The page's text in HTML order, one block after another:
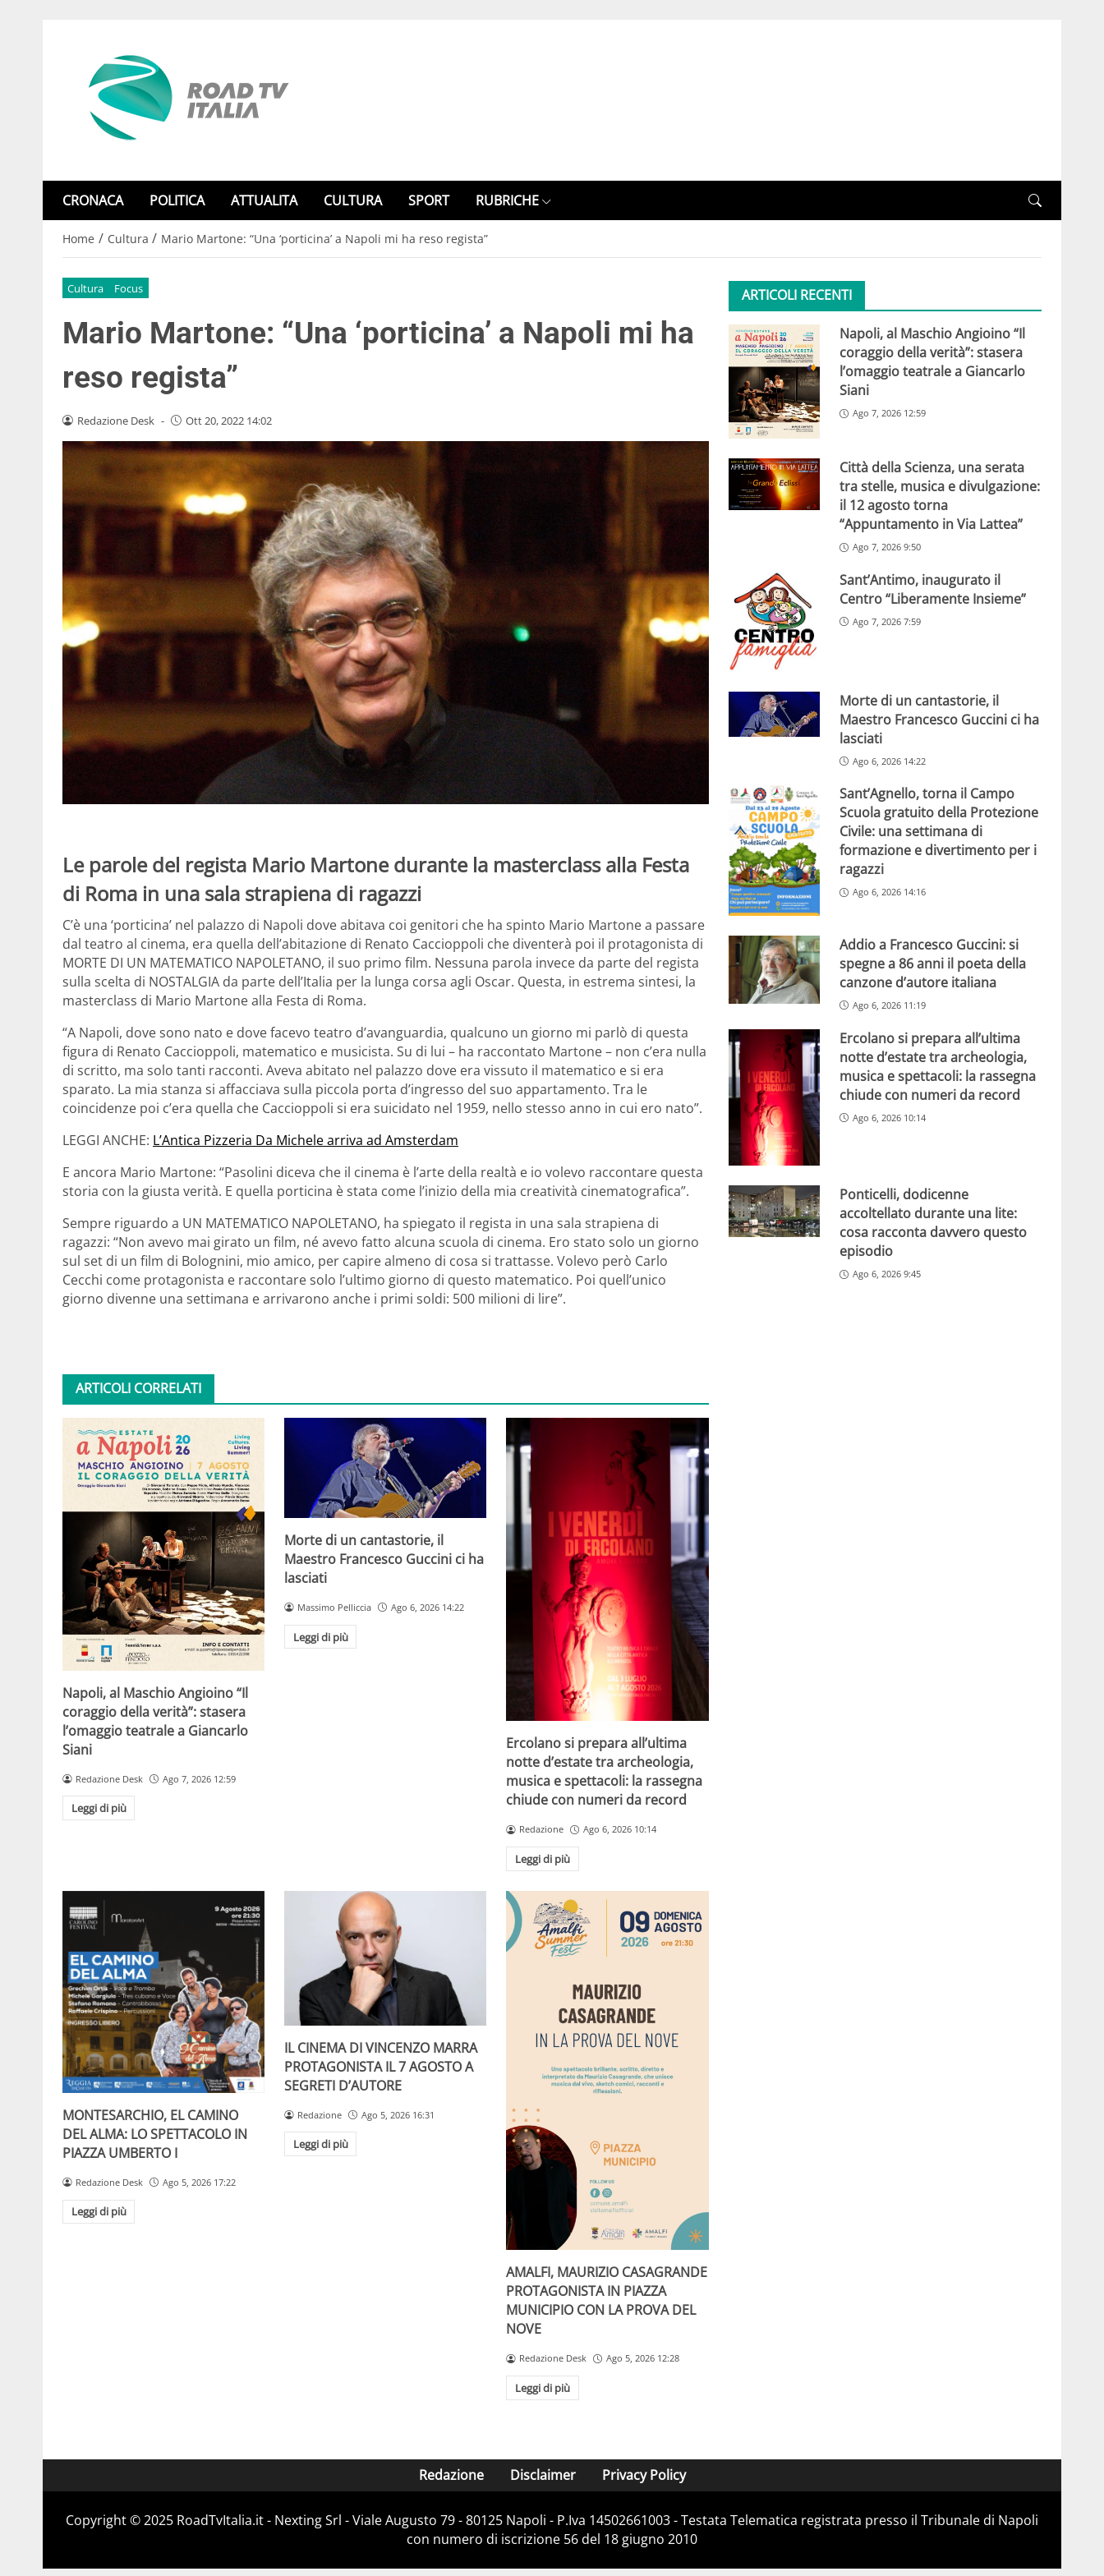
CRONACA POLITICA ATTUALITA CULTURA SPORT RUBRICHE
Home / Cultura / Mario Martone: “Una ‘porticina’ a Napoli mi ha reso regista”
Cultura Focus
Mario Martone: “Una ‘porticina’ a Napoli mi ha
reso regista”
Redazione Desk - Ott 20, 2022 14:02
Le parole del regista Mario Martone durante la masterclass alla Festa
di Roma in una sala strapiena di ragazzi
C’è una ‘porticina’ nel palazzo di Napoli dove abitava coi genitori che ha spinto Mario Martone a passare
dal teatro al cinema, era quella dell’abitazione di Renato Caccioppoli che diventerà poi il protagonista di
MORTE DI UN MATEMATICO NAPOLETANO, il suo primo film. Nessuna parola invece da parte del regista
sulla scelta di NOSTALGIA da parte dell’Italia per la lunga corsa agli Oscar. Questa, in estrema sintesi, la
masterclass di Mario Martone alla Festa di Roma.
“A Napoli, dove sono nato e dove facevo teatro d’avanguardia, qualcuno un giorno mi parlò di questa
figura di Renato Caccioppoli, matematico e musicista. Su di lui – ha raccontato Martone – non c’era nulla
di scritto, ma solo tanti racconti. Aveva abitato nel palazzo dove era vissuto il matematico e si era
sparato. La mia stanza si affacciava sulla piccola porta d’ingresso del suo appartamento. Tra le
coincidenze poi c’era quella che Caccioppoli si era suicidato nel 1959, nello stesso anno in cui ero nato”.
LEGGI ANCHE: L’Antica Pizzeria Da Michele arriva ad Amsterdam
E ancora Mario Martone: “Pasolini diceva che il cinema è l’arte della realtà e io volevo raccontare questa
storia con la giusta verità. E quella porticina è stata come l’inizio della mia creatività cinematografica”.
Sempre riguardo a UN MATEMATICO NAPOLETANO, ha spiegato il regista in una sala strapiena di
ragazzi: “Non avevo mai girato un film, né avevo fatto alcuna scuola di cinema. Ero stato solo un giorno
sul set di un film di Bolognini, mio amico, per capire almeno di cosa si trattasse. Volevo però Carlo
Cecchi come protagonista e raccontare solo l’ultimo giorno di questo matematico. Poi quell’unico
giorno divenne una settimana e arrivarono anche i primi soldi: 500 milioni di lire”.
ARTICOLI CORRELATI
Napoli, al Maschio Angioino “Il
coraggio della verità”: stasera
l’omaggio teatrale a Giancarlo
Siani
Redazione Desk Ago 7, 2026 12:59
Leggi di più
Morte di un cantastorie, il
Maestro Francesco Guccini ci ha
lasciati
Massimo Pelliccia Ago 6, 2026 14:22
Leggi di più
Ercolano si prepara all’ultima
notte d’estate tra archeologia,
musica e spettacoli: la rassegna
chiude con numeri da record
Redazione Ago 6, 2026 10:14
Leggi di più
MONTESARCHIO, EL CAMINO
DEL ALMA: LO SPETTACOLO IN
PIAZZA UMBERTO I
Redazione Desk Ago 5, 2026 17:22
Leggi di più
IL CINEMA DI VINCENZO MARRA
PROTAGONISTA IL 7 AGOSTO A
SEGRETI D’AUTORE
Redazione Ago 5, 2026 16:31
Leggi di più
AMALFI, MAURIZIO CASAGRANDE
PROTAGONISTA IN PIAZZA
MUNICIPIO CON LA PROVA DEL
NOVE
Redazione Desk Ago 5, 2026 12:28
Leggi di più
ARTICOLI RECENTI
Napoli, al Maschio Angioino “Il
coraggio della verità”: stasera
l’omaggio teatrale a Giancarlo
Siani
Ago 7, 2026 12:59
Città della Scienza, una serata
tra stelle, musica e divulgazione:
il 12 agosto torna
“Appuntamento in Via Lattea”
Ago 7, 2026 9:50
Sant’Antimo, inaugurato il
Centro “Liberamente Insieme”
Ago 7, 2026 7:59
Morte di un cantastorie, il
Maestro Francesco Guccini ci ha
lasciati
Ago 6, 2026 14:22
Sant’Agnello, torna il Campo
Scuola gratuito della Protezione
Civile: una settimana di
formazione e divertimento per i
ragazzi
Ago 6, 2026 14:16
Addio a Francesco Guccini: si
spegne a 86 anni il poeta della
canzone d’autore italiana
Ago 6, 2026 11:19
Ercolano si prepara all’ultima
notte d’estate tra archeologia,
musica e spettacoli: la rassegna
chiude con numeri da record
Ago 6, 2026 10:14
Ponticelli, dodicenne
accoltellato durante una lite:
cosa racconta davvero questo
episodio
Ago 6, 2026 9:45
Redazione Disclaimer Privacy Policy
Copyright ©️ 2025 RoadTvItalia.it - Nexting Srl - Viale Augusto 79 - 80125 Napoli - P.Iva 14502661003 - Testata Telematica registrata presso il Tribunale di Napoli
con numero di iscrizione 56 del 18 giugno 2010